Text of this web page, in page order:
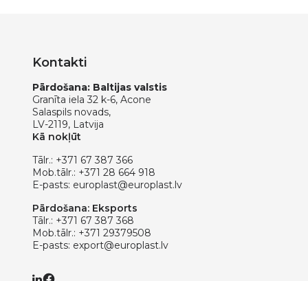
Kontakti
Pārdošana: Baltijas valstis
Granīta iela 32 k-6, Acone
Salaspils novads,
LV-2119, Latvija
Kā nokļūt
Tālr.: +371 67 387 366
Mob.tālr.: +371 28 664 918
E-pasts: europlast@europlast.lv
Pārdošana: Eksports
Tālr.: +371 67 387 368
Mob.tālr.: +371 29379508
E-pasts: export@europlast.lv